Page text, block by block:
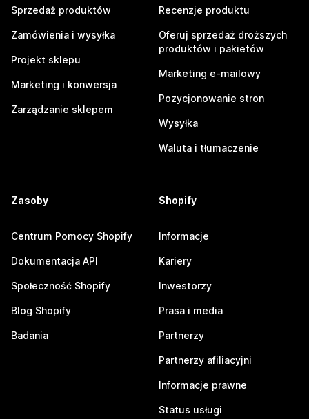
Sprzedaż produktów
Zamówienia i wysyłka
Projekt sklepu
Marketing i konwersja
Zarządzanie sklepem
Recenzje produktu
Oferuj sprzedaż droższych
produktów i pakietów
Marketing e-mailowy
Pozycjonowanie stron
Wysyłka
Waluta i tłumaczenie
Zasoby
Centrum Pomocy Shopify
Dokumentacja API
Społeczność Shopify
Blog Shopify
Badania
Shopify
Informacje
Kariery
Inwestorzy
Prasa i media
Partnerzy
Partnerzy afiliacyjni
Informacje prawne
Status usługi